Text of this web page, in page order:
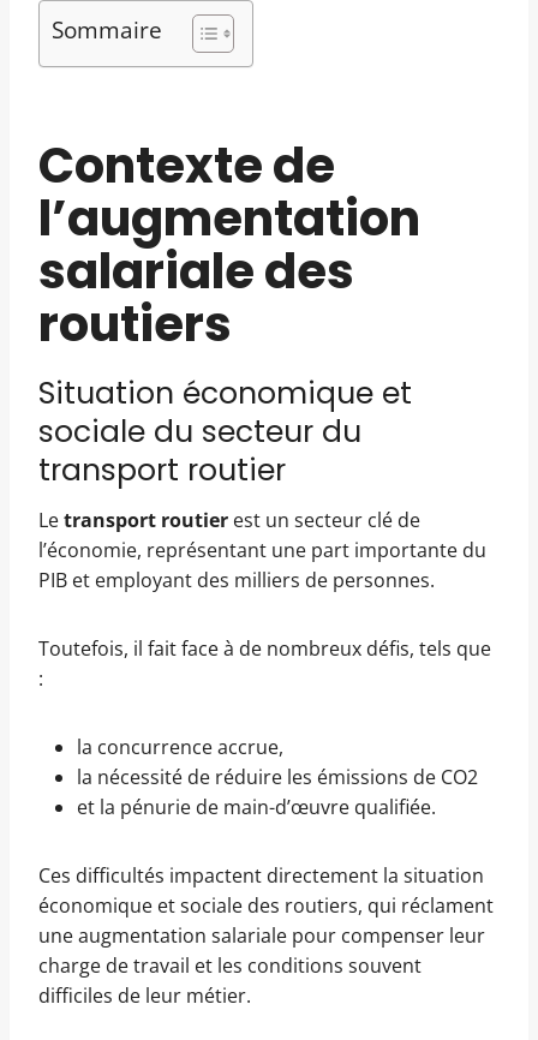
Sommaire
Contexte de
l’augmentation
salariale des
routiers
Situation économique et
sociale du secteur du
transport routier
Letransport routier est un secteur clé de
l’économie, représentant une part importante du
PIB et employant des milliers de personnes.
Toutefois, il fait face à de nombreux défis, tels que
:
la concurrence accrue,
la nécessité de réduire les émissions de CO2
et la pénurie de main-d’œuvre qualifiée.
Ces difficultés impactent directement la situation
économique et sociale des routiers, qui réclament
une augmentation salariale pour compenser leur
charge de travail et les conditions souvent
difficiles de leur métier.